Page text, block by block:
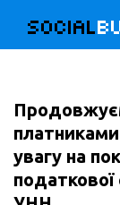
SOCIAL
увагу на
податкової